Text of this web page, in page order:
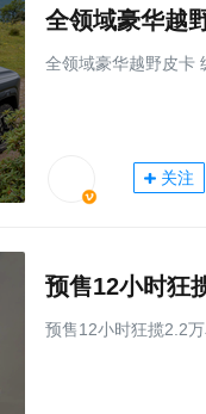
全领域豪华越
全领域豪华越野皮卡
关注
预售12小时狂
预售12小时狂揽2.2